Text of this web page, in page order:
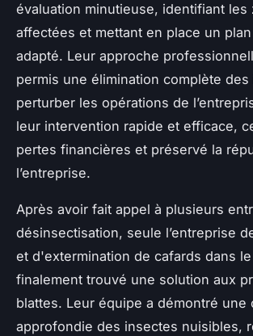
évaluation minutieuse, identifiant les
affectées et mettant en place un plan
adapté. Leur approche
permis une élimination complète
perturber les opérations de
leur intervention rapide et efficace,
pertes financières et préservé la
l’entreprise.
Après avoir fait appel à plusieurs
désinsectisation, seule l’entreprise
et d'extermination de cafards dans
finalement trouvé une solution aux
blattes. Leur équipe a démontré une
approfondie des insectes nuisibles,